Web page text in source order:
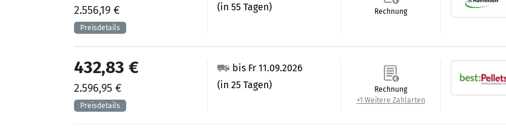
(in 55 Tagen)
2.556,19 € Rechnung
bis Fr 11.09.2026
(in 25 Tagen)
432,83 €
2.596,95 €
Rechnung
+1 Weitere Zahlarten